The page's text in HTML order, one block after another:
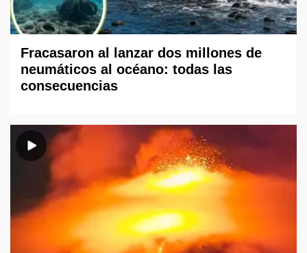
Fracasaron al lanzar dos millones de
neumáticos al océano: todas las
consecuencias